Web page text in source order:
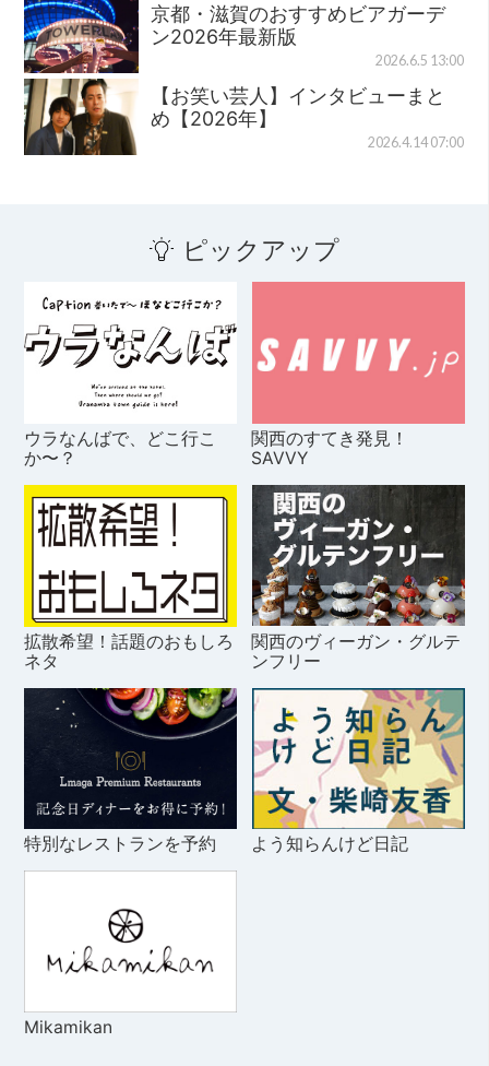
京都・滋賀のおすすめビアガーデ
ン2026年最新版
2026.6.5 13:00
【お笑い芸人】インタビューまと
め【2026年】
2026.4.14 07:00
ピックアップ
ウラなんばで、どこ行こ
か〜？
関西のすてき発見！
SAVVY
拡散希望！話題のおもしろ
ネタ
関西のヴィーガン・グルテ
ンフリー
特別なレストランを予約 よう知らんけど日記
Mikamikan